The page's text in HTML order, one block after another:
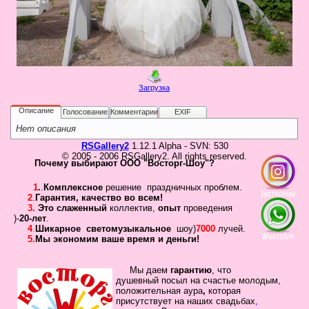
Галерея
Гостевая
Пользователь
Пароль
Запомнить
Забыли пароль?
Галерея
Загрузка
Описание Голосование Комментарии EXIF
Нет описания
RSGallery21.12.1 Alpha - SVN: 530
© 2005 - 2006 RSGallery2. All rights reserved.
Почему выбирают ООО "Восторг-Шоу"?
1.. Комплексное решение праздничных проблем.
2. Гарантия, качество во всем!
3. Это слаженный коллектив, опыт проведения
)-20-лет.
4. Шикарное светомузыкальное шоу)7000 лучей.
5. Мы экономим ваше время и деньги!
Мы даем гарантию, что
душевный посыл на счастье молодым,
положительная аура, которая
присутствует на наших свадьбах,